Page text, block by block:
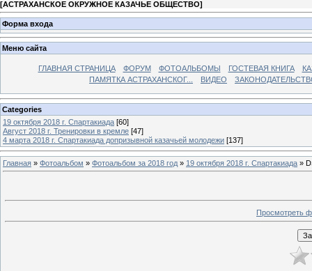
[АСТРАХАНСКОЕ ОКРУЖНОЕ КАЗАЧЬЕ ОБЩЕСТВО]
Форма входа
Меню сайта
ГЛАВНАЯ СТРАНИЦА ФОРУМ ФОТОАЛЬБОМЫ ГОСТЕВАЯ КНИГА
ПАМЯТКА АСТРАХАНСКОГ...
ВИДЕО
Categories
19 октября 2018 г. Спартакиада [60]
Август 2018 г. Тренировки в кремле [47]
4 марта 2018 г. Спартакиада допризывной казачьей молодежи [137]
Главная » Фотоальбом » Фотоальбом за 2018 год » 19 октября 2018 г. Спартакиада »
Просмотреть